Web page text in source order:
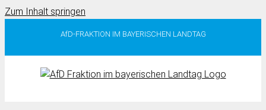
Zum Inhalt springen
AfD-FRAKTION IM BAYERISCHEN LANDTAG